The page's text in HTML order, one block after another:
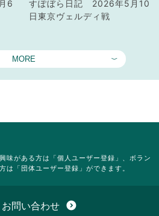
6
すぽぼら日記 2026年5月10
日東京ヴェルディ戦
MORE
味がある方は「個人ユーザー登録」、ボラン
は「団体ユーザー登録」ができます。
問い合わせ expand_circle_down